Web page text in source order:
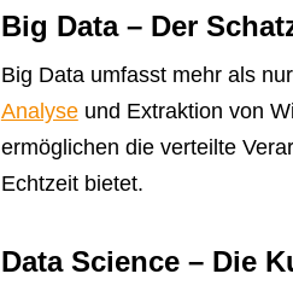
Big Data – Der
Big Data umfasst mehr als
Analyseund Extraktion von
ermöglichen die verteilte
Echtzeit bietet.
Data Science – Die